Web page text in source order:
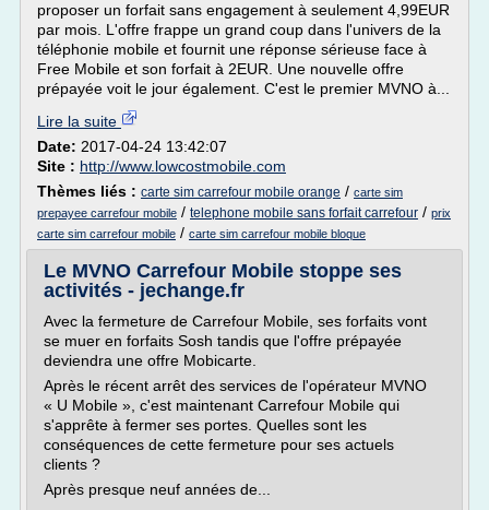
proposer un forfait sans engagement à seulement 4,99EUR
par mois. L'offre frappe un grand coup dans l'univers de la
téléphonie mobile et fournit une réponse sérieuse face à
Free Mobile et son forfait à 2EUR. Une nouvelle offre
prépayée voit le jour également. C'est le premier MVNO à...
Lire la suite
Date: 2017-04-24 13:42:07
Site : http://www.lowcostmobile.com
Thèmes liés : carte sim carrefour mobile orange / carte sim
prepayee carrefour mobile / telephone mobile sans forfait carrefour / prix
carte sim carrefour mobile / carte sim carrefour mobile bloque
Le MVNO Carrefour Mobile stoppe ses
activités - jechange.fr
Avec la fermeture de Carrefour Mobile, ses forfaits vont
se muer en forfaits Sosh tandis que l'offre prépayée
deviendra une offre Mobicarte.
Après le récent arrêt des services de l'opérateur MVNO
« U Mobile », c'est maintenant Carrefour Mobile qui
s'apprête à fermer ses portes. Quelles sont les
conséquences de cette fermeture pour ses actuels
clients ?
Après presque neuf années de...